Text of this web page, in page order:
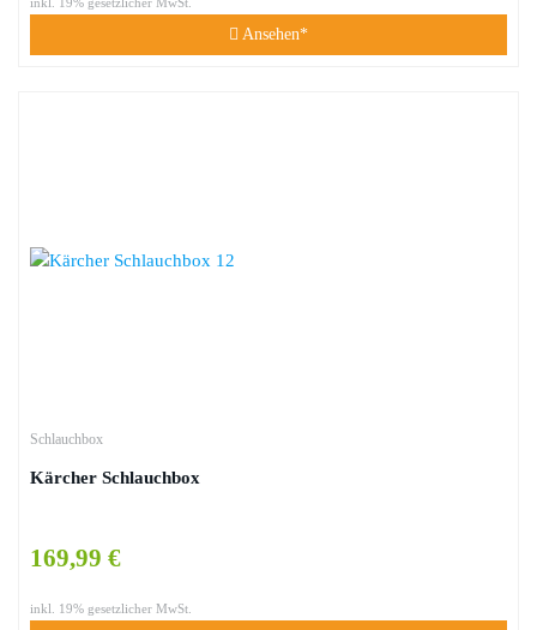
inkl. 19% gesetzlicher MwSt.
Ansehen*
Schlauchbox
Kärcher Schlauchbox
169,99 €
inkl. 19% gesetzlicher MwSt.